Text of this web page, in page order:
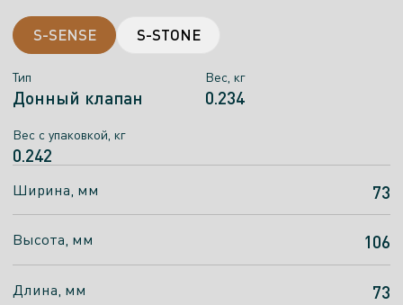
S-SENSE S-STONE
Тип
Донный клапан
Вес, кг
0.234
Вес c упаковкой, кг
0.242
Ширина, мм 73
Высота, мм 106
Длина, мм 73
Тип
Донный клапан
Вес, кг
0.234
Вес с упаковкой, кг
0.242
Ширина, мм 73
Высота, мм 106
Длина, мм 73